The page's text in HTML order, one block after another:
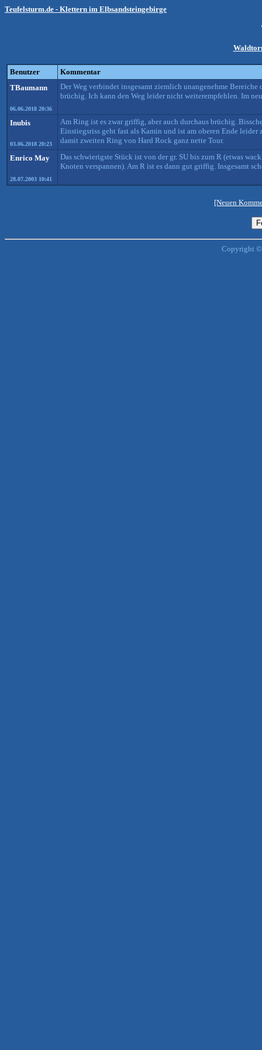
Teufelsturm.de - Klettern im Elbsandsteingebirge
Benutzer
Kommentar
TBaumann
06.06.2018 20:36
Der Weg verbindet insgesamt ziemlich unangenehme
brüchig. Ich kann den Weg leider nicht weiterempfehlen. Im
Inubis
03.06.2018 20:23
Am Ring ist es zwar griffig, aber auch durchaus brüchig.
Einstiegsriss geht fast als Kamin und ist am oberen Ende
damit zweiten Ring von Hard Rock ganz nette Tour.
Enrico May
28.07.2003 10:41
Das schwierigste Stück ist von der gr. SU bis zum R (etwas
Knoten verspannen). Am R ist es dann gut griffig. Insgesamt
[Neuen
Copyright ©